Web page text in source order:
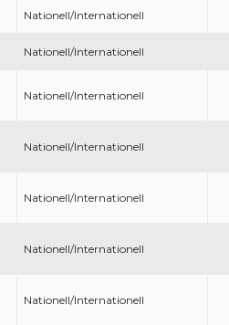
Nationell/Internationell
Nationell/Internationell
Nationell/Internationell
Nationell/Internationell
Nationell/Internationell
Nationell/Internationell
Nationell/Internationell